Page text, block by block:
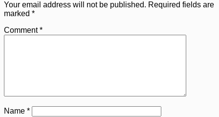
Your email address will not be published. Required fields are
marked *
Comment*
Name *